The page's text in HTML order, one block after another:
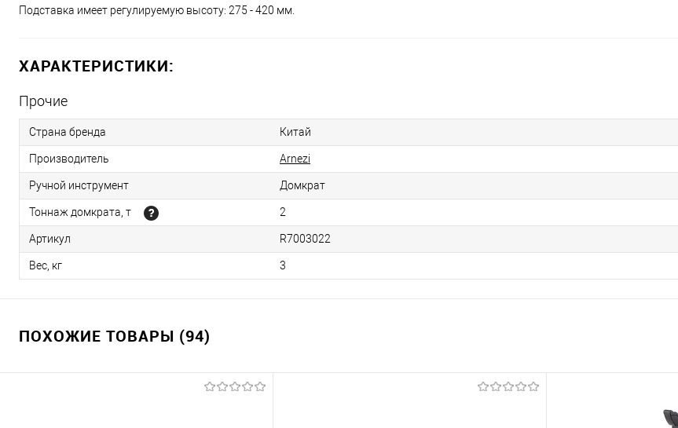
Подставка имеет регулируемую высоту: 275 - 420 мм.
ХАРАКТЕРИСТИКИ:
Прочие
Страна бренда Китай
Производитель Arnezi
Ручной инструмент Домкрат
Тоннаж домкрата, т 2
Артикул R7003022
Вес, кг 3
ПОХОЖИЕ ТОВАРЫ (94)